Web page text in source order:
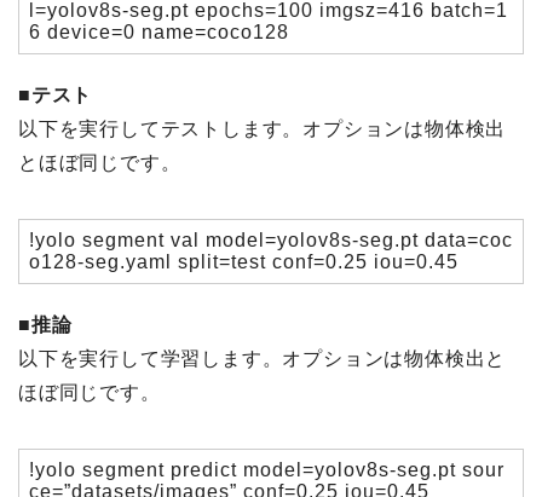
l=yolov8s-seg.pt epochs=100 imgsz=416 batch=1
6 device=0 name=coco128
■テスト
以下を実行してテストします。オプションは物体検出
とほぼ同じです。
!yolo segment val model=yolov8s-seg.pt data=coc
o128-seg.yaml split=test conf=0.25 iou=0.45
■推論
以下を実行して学習します。オプションは物体検出と
ほぼ同じです。
!yolo segment predict model=yolov8s-seg.pt sour
ce=”datasets/images” conf=0.25 iou=0.45